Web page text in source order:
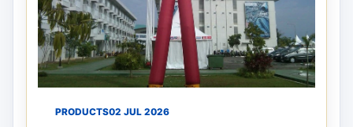
PRODUCTS02 JUL 2026